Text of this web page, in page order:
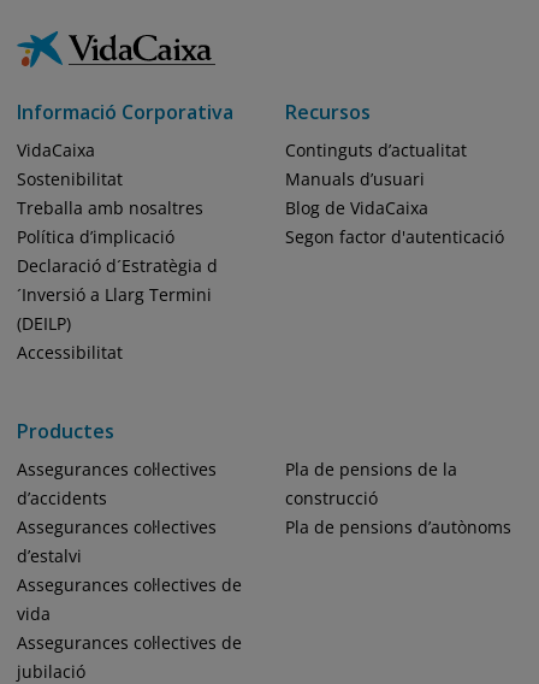
Informació Corporativa
VidaCaixa
Sostenibilitat
Treballa amb nosaltres
Política d’implicació
Declaració d´Estratègia d
´Inversió a Llarg Termini
(DEILP)
Accessibilitat
Productes
Assegurances col·lectives
d’accidents
Assegurances col·lectives
d’estalvi
Assegurances col·lectives de
vida
Assegurances col·lectives de
jubilació
Pla de pensions de la
construcció
Pla de pensions d’autònoms
Recursos
Continguts d’actualitat
Manuals d’usuari
Blog de VidaCaixa
Segon factor d'autenticació